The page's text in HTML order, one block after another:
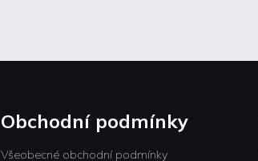
Obchodní podmínky
Všeobecné obchodní podmínky